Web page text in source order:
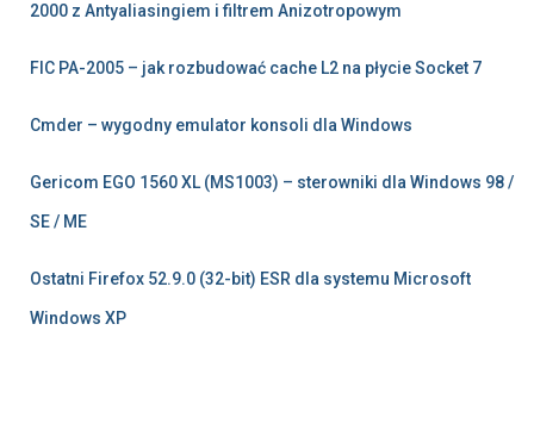
2000 z Antyaliasingiem i filtrem Anizotropowym
FIC PA-2005 – jak rozbudować cache L2 na płycie Socket 7
Cmder – wygodny emulator konsoli dla Windows
Gericom EGO 1560 XL (MS1003) – sterowniki dla Windows 98 /
SE / ME
Ostatni Firefox 52.9.0 (32-bit) ESR dla systemu Microsoft
Windows XP